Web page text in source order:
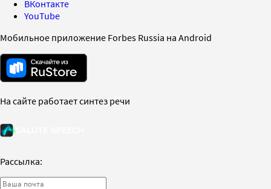
ВКонтакте
YouTube
Мобильное приложение Forbes Russia на Android
На сайте работает синтез речи
Рассылка: